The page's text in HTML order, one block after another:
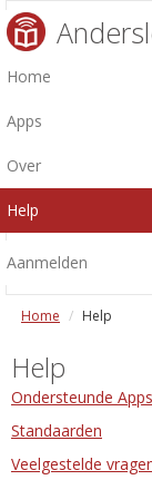
Home
Apps
Over
Help
Aanmelden
Home Help
Help
Ondersteunde
Standaarden
Veelgestelde